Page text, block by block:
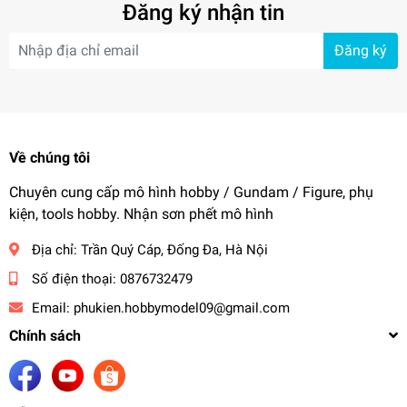
Đăng ký nhận tin
Đăng ký
Về chúng tôi
Chuyên cung cấp mô hình hobby / Gundam / Figure, phụ
kiện, tools hobby. Nhận sơn phết mô hình
Địa chỉ: Trần Quý Cáp, Đống Đa, Hà Nội
Số điện thoại: 0876732479
Email: phukien.hobbymodel09@gmail.com
Chính sách